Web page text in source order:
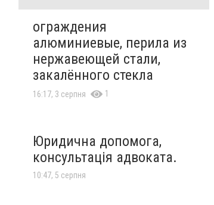
ограждения
алюминиевые, перила из
нержавеющей стали,
закалённого стекла
16:17, 3 серпня 1
Юридична допомога,
консультація адвоката.
10:47, 5 серпня